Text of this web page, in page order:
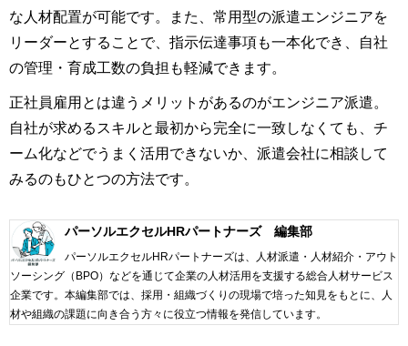
な人材配置が可能です。また、常用型の派遣エンジニアを
リーダーとすることで、指示伝達事項も一本化でき、自社
の管理・育成工数の負担も軽減できます。
正社員雇用とは違うメリットがあるのがエンジニア派遣。
自社が求めるスキルと最初から完全に一致しなくても、チ
ーム化などでうまく活用できないか、派遣会社に相談して
みるのもひとつの方法です。
パーソルエクセルHRパートナーズ 編集部
パーソルエクセルHRパートナーズは、人材派遣・人材紹介・アウト
ソーシング（BPO）などを通じて企業の人材活用を支援する総合人材サービス
企業です。本編集部では、採用・組織づくりの現場で培った知見をもとに、人
材や組織の課題に向き合う方々に役立つ情報を発信しています。